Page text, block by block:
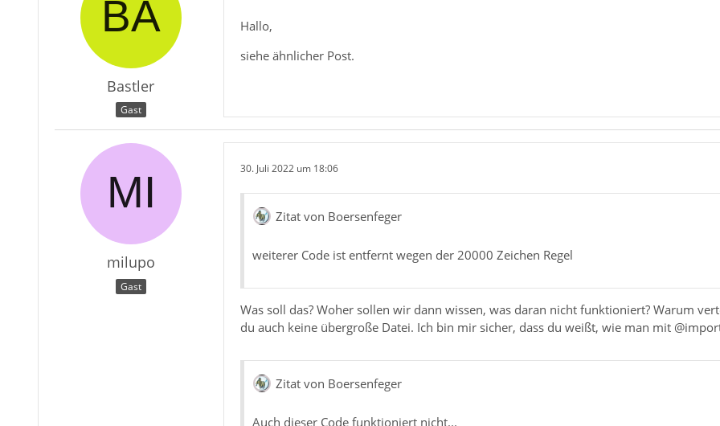
668B5PD84cA7Rf6PiJF8HJt7TkYn3dGTYbPt/
zXPIbwDprgOH9Q5hVN2EZLgR0ZYCuDF/
iBJaskufx/LbfutyfU/Ylh1v7aBd/v11kPncNjx/
list-style-image: url("data:image/
JrILmOLAvhpux0BADHRnwoZ7W4gMtOh8bvMPXkH+1r/
ujvHiXgeeDXB/MzwwcmPTIkjVwD/s/
MVNTOSBkOzdGylElamzZVa2eN1vYTc7Vkf6QMeZFavitCiXvCtSI/UiG/
Bastler
Gast
Hallo,
siehe ähnlicher Post.
milupo
Gast
30. Juli 2022 um 18:06
Zitat von Boersenfeger
weiterer Code ist entfernt wegen der 20000 Zeichen Regel
Was soll das? Woher sollen wir dann wissen, was daran nicht funktioniert? Warum
du auch keine übergroße Datei. Ich bin mir sicher, dass du weißt, wie man mit
Zitat von Boersenfeger
Auch dieser Code funktioniert nicht...